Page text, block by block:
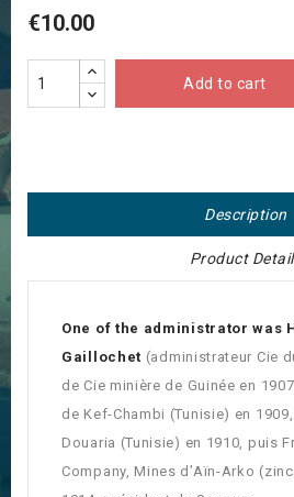
€10.00
Add to cart
Description
Product
One of the administrator was
Gaillochet (administrateur Cie
de Cie minière de Guinée en
de Kef-Chambi (Tunisie) en
Douaria (Tunisie) en 1910, puis
Company, Mines d’Aïn-Arko